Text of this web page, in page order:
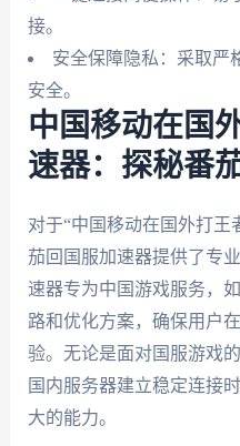
接。
安全保障隐私：采取严
安全。
中国移动在国
速器：探秘番
对于“中国移动在国外打王
茄回国服加速器提供了专
速器专为中国游戏服务，
路和优化方案，确保用户
验。无论是面对国服游戏
国内服务器建立稳定连接
大的能力。